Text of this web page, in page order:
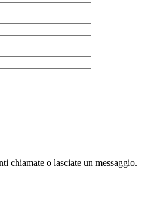
chiamate o lasciate un messaggio.